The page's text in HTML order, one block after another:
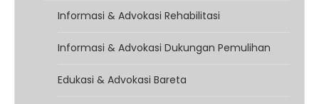
Informasi & Advokasi Rehabilitasi
Informasi & Advokasi Dukungan Pemulihan
Edukasi & Advokasi Bareta